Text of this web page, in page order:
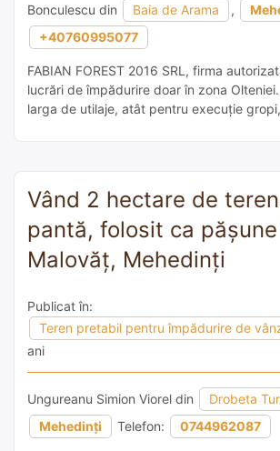
Bonculescu din Baia de Arama ,
+40760995077
FABIAN FOREST 2016 SRL, firma
lucrări de împădurire doar în zona
larga de utilaje, atât pentru execuție
Vând 2 hectare de
pantă, folosit ca
Malovăț, Mehedinți
Publicat în:
Teren pretabil pentru împădurire de
ani
Ungureanu Simion Viorel din Drobeta
Mehedinți
Telefon: 0744962087